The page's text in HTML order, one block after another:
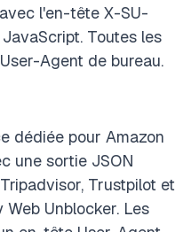
l'en-tête X-SU-
Toutes les
Agent de bureau.
dédiée pour Amazon
une sortie JSON
Trustpilot et
Web Unblocker. Les